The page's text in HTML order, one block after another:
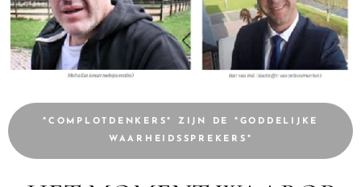
"COMPLOTDENKERS" ZIJN DE "GODDELIJKE
WAARHEIDSSPREKERS"